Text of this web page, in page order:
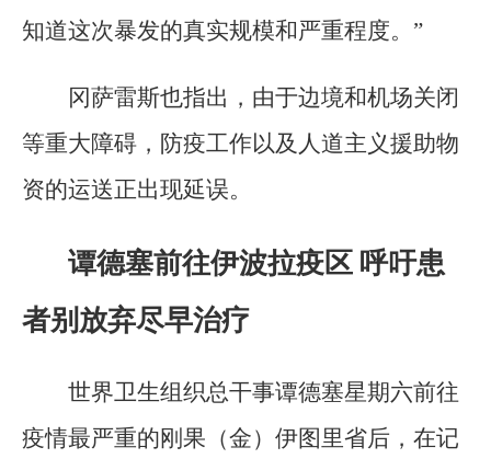
知道这次暴发的真实规模和严重程度。”
冈萨雷斯也指出，由于边境和机场关闭
等重大障碍，防疫工作以及人道主义援助物
资的运送正出现延误。
谭德塞前往伊波拉疫区 呼吁患
者别放弃尽早治疗
世界卫生组织总干事谭德塞星期六前往
疫情最严重的刚果（金）伊图里省后，在记